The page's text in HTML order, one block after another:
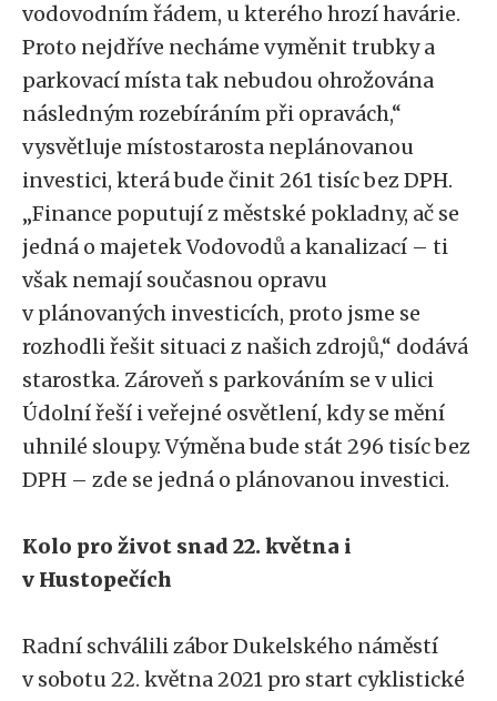
vodovodním řádem, u kterého hrozí havárie.
Proto nejdříve necháme vyměnit trubky a
parkovací místa tak nebudou ohrožována
následným rozebíráním při opravách,“
vysvětluje místostarosta neplánovanou
investici, která bude činit 261 tisíc bez DPH.
„Finance poputují z městské pokladny, ač se
jedná o majetek Vodovodů a kanalizací – ti
však nemají současnou opravu
v plánovaných investicích, proto jsme se
rozhodli řešit situaci z našich zdrojů,“ dodává
starostka. Zároveň s parkováním se v ulici
Údolní řeší i veřejné osvětlení, kdy se mění
uhnilé sloupy. Výměna bude stát 296 tisíc bez
DPH – zde se jedná o plánovanou investici.
Kolo pro život snad 22. května i
v Hustopečích
Radní schválili zábor Dukelského náměstí
v sobotu 22. května 2021 pro start cyklistické